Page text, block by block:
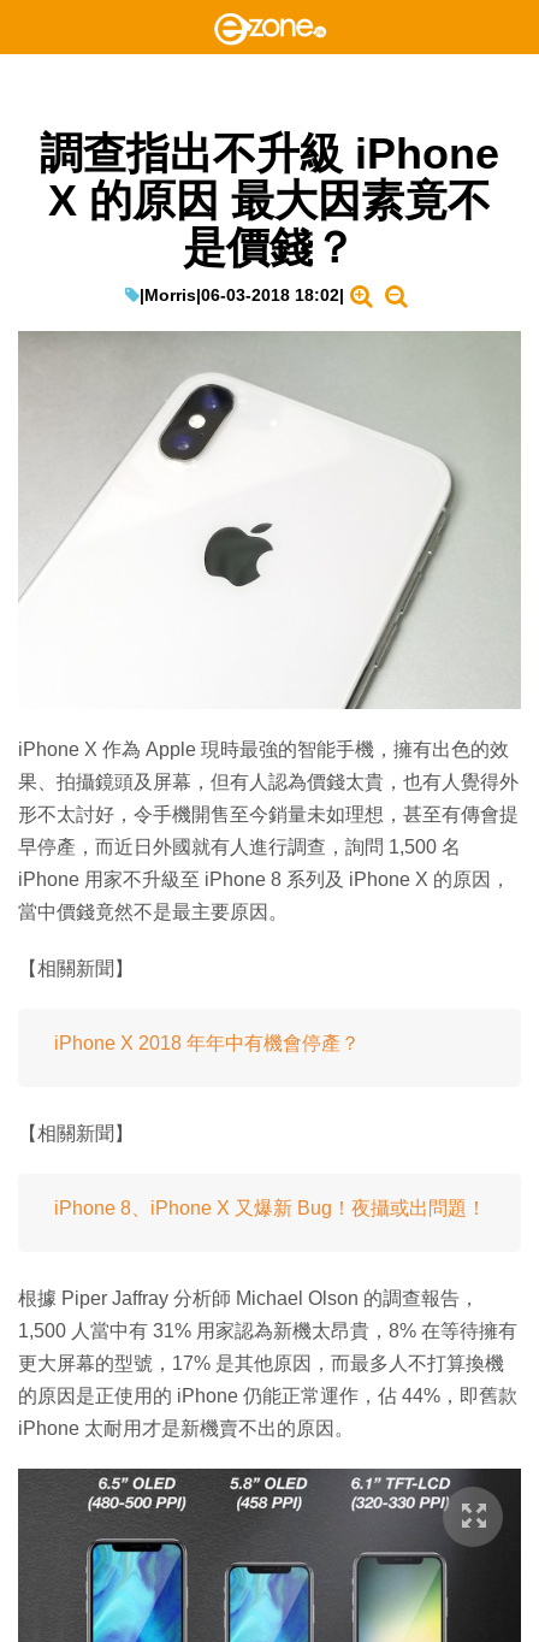
調查指出不升級 iPhone
X 的原因 最大因素竟不
是價錢？
|Morris|06-03-2018 18:02|
iPhone X 作為 Apple 現時最強的智能手機，擁有出色的效
果、拍攝鏡頭及屏幕，但有人認為價錢太貴，也有人覺得外
形不太討好，令手機開售至今銷量未如理想，甚至有傳會提
早停產，而近日外國就有人進行調查，詢問 1,500 名
iPhone 用家不升級至 iPhone 8 系列及 iPhone X 的原因，
當中價錢竟然不是最主要原因。
【相關新聞】
iPhone X 2018 年年中有機會停產？
【相關新聞】
iPhone 8、iPhone X 又爆新 Bug！夜攝或出問題！
根據 Piper Jaffray 分析師 Michael Olson 的調查報告，
1,500 人當中有 31% 用家認為新機太昂貴，8% 在等待擁有
更大屏幕的型號，17% 是其他原因，而最多人不打算換機
的原因是正使用的 iPhone 仍能正常運作，佔 44%，即舊款
iPhone 太耐用才是新機賣不出的原因。